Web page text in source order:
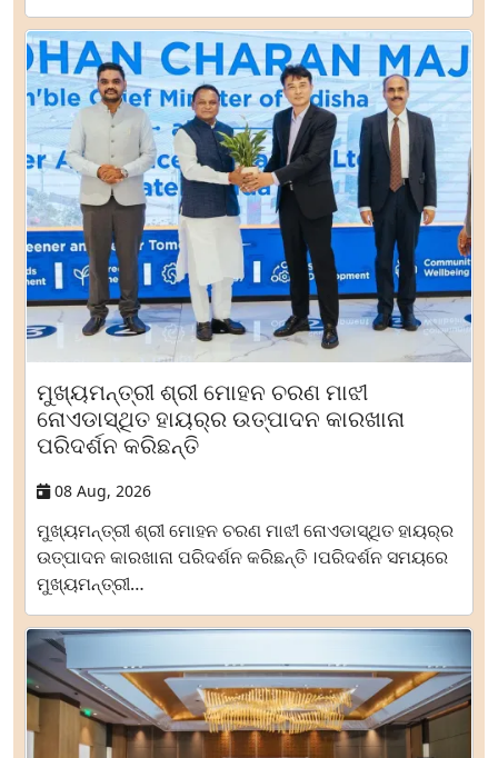
ମୁଖ୍ୟମନ୍ତ୍ରୀ ଶ୍ରୀ ମୋହନ ଚରଣ ମାଝୀ
ନୋଏଡାସ୍ଥିତ ହାୟର୍‌ର ଉତ୍ପାଦନ କାରଖାନା
ପରିଦର୍ଶନ କରିଛନ୍ତି
08 Aug, 2026
ମୁଖ୍ୟମନ୍ତ୍ରୀ ଶ୍ରୀ ମୋହନ ଚରଣ ମାଝୀ ନୋଏଡାସ୍ଥିତ ହାୟର୍‌ର
ଉତ୍ପାଦନ କାରଖାନା ପରିଦର୍ଶନ କରିଛନ୍ତି ।ପରିଦର୍ଶନ ସମୟରେ
ମୁଖ୍ୟମନ୍ତ୍ରୀ…